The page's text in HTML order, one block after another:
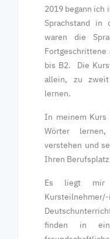
2019 begann ich
Sprachstand in
waren die
bis B2. Die
allein, zu
lernen.
In meinem Kurs
Wörter
verstehen und
Ihren
Es liegt mir
finden in